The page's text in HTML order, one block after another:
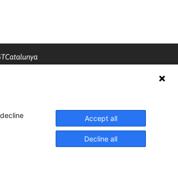
Accept all
Decline all